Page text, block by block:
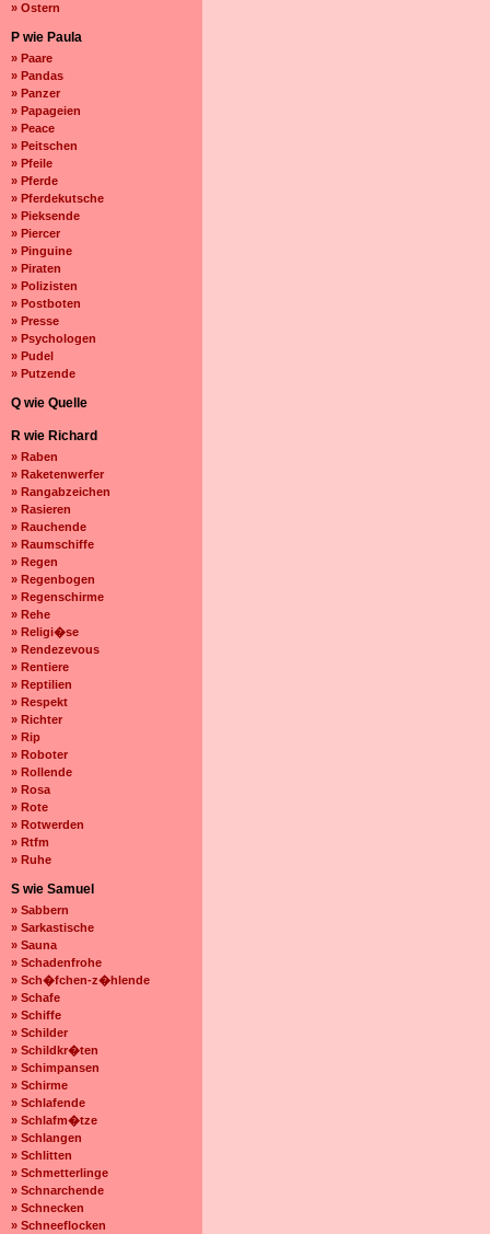
» Ostern
P wie Paula
» Paare
» Pandas
» Panzer
» Papageien
» Peace
» Peitschen
» Pfeile
» Pferde
» Pferdekutsche
» Pieksende
» Piercer
» Pinguine
» Piraten
» Polizisten
» Postboten
» Presse
» Psychologen
» Pudel
» Putzende
Q wie Quelle
R wie Richard
» Raben
» Raketenwerfer
» Rangabzeichen
» Rasieren
» Rauchende
» Raumschiffe
» Regen
» Regenbogen
» Regenschirme
» Rehe
» Religi�se
» Rendezevous
» Rentiere
» Reptilien
» Respekt
» Richter
» Rip
» Roboter
» Rollende
» Rosa
» Rote
» Rotwerden
» Rtfm
» Ruhe
S wie Samuel
» Sabbern
» Sarkastische
» Sauna
» Schadenfrohe
» Sch�fchen-z�hlende
» Schafe
» Schiffe
» Schilder
» Schildkr�ten
» Schimpansen
» Schirme
» Schlafende
» Schlafm�tze
» Schlangen
» Schlitten
» Schmetterlinge
» Schnarchende
» Schnecken
» Schneeflocken